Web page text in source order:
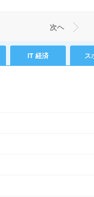
次ヘ
IT 経済 ス